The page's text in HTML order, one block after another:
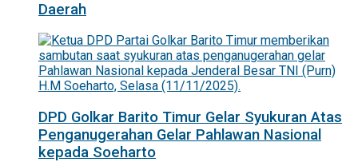
Daerah
DPD Golkar Barito Timur Gelar Syukuran Atas
Penganugerahan Gelar Pahlawan Nasional
kepada Soeharto